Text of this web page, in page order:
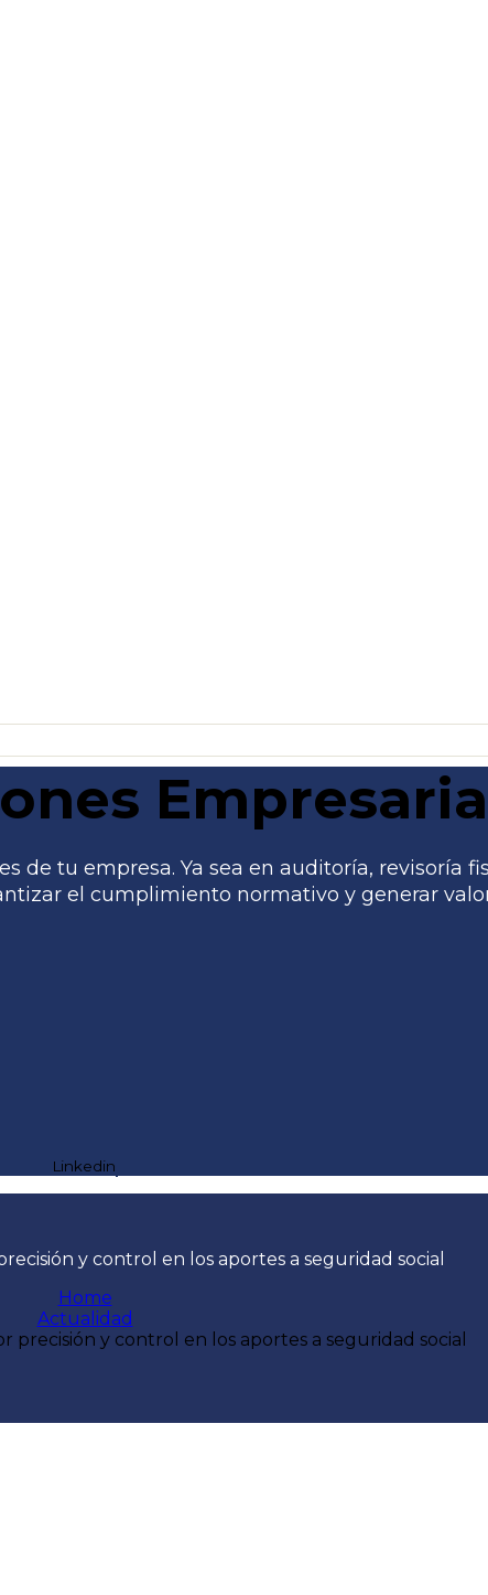
de tu empresa. Ya sea en auditoría, revisoría
el cumplimiento normativo y generar
Linkedin
y control en los aportes a seguridad social
Home
Actualidad
precisión y control en los aportes a seguridad social